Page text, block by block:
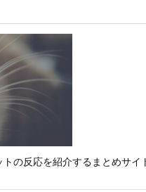
の反応を紹介するまとめサイ